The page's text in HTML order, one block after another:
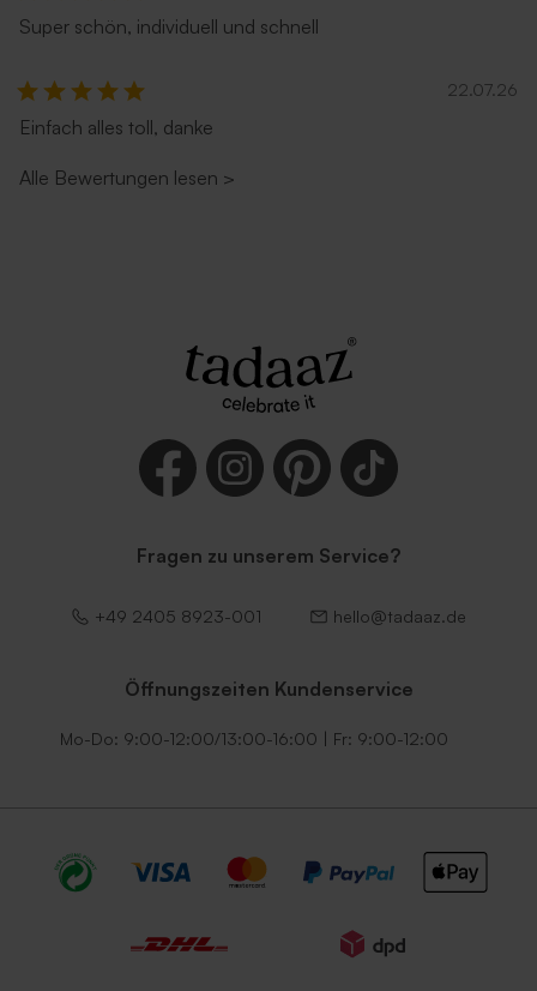
Länglicher Umschlag mit
Länglicher Umschlag mit
seitlicher Verschlussklappe
Länglicher Umschlag 'Silber'
Länglicher Umschlag mit
Super schön, individuell und schnell
22.07.26
Einfach alles toll, danke
Alle Bewertungen lesen >
Fragen zu unserem Service?
+49 2405 8923-001 hello@tadaaz.de
Öffnungszeiten Kundenservice
Mo-Do: 9:00-12:00/13:00-16:00 | Fr: 9:00-12:00